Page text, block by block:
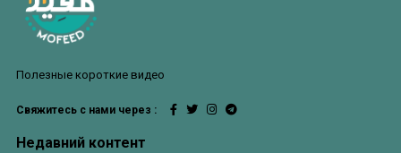
Полезные короткие видео
Свяжитесь с нами через :
Недавний контент